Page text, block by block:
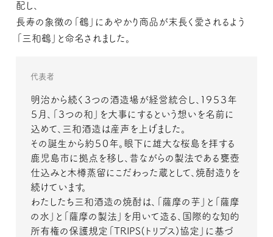
配し、
長寿の象徴の「鶴」にあやかり商品が末長く愛されるよう
「三和鶴」と命名されました。
代表者
明治から続く３つの酒造場が経営統合し、１９５３年
５月、「３つの和」を大事にするという想いを名前に
込めて、三和酒造は産声を上げました。
その誕生から約５０年。眼下に雄大な桜島を拝する
鹿児島市に拠点を移し、昔ながらの製法である甕壺
仕込みと木樽蒸留にこだわった蔵として、焼酎造りを
続けています。
わたしたち三和酒造の焼酎は、「薩摩の芋」と「薩摩
の水」と「薩摩の製法」を用いて造る、国際的な知的
所有権の保護規定「TRIPS(トリプス)協定」に基づ